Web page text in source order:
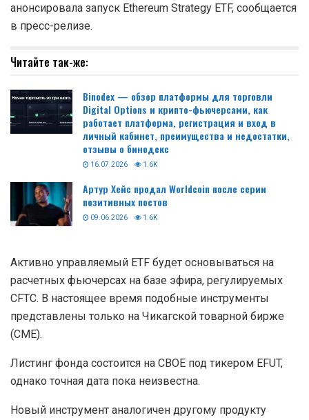
анонсировала запуск Ethereum Strategy ETF, сообщается
в пресс-релизе.
Читайте так-же:
Binodex — обзор платформы для торговли
Digital Options и крипто-фьючерсами, как
работает платформа, регистрация и вход в
личный кабинет, преимущества и недостатки,
отзывы о бинодекс
16.07.2026 1.6K
Артур Хейс продал Worldcoin после серии
позитивных постов
09.06.2026 1.6K
Активно управляемый ETF будет основываться на
расчетных фьючерсах на базе эфира, регулируемых
CFTC. В настоящее время подобные инструменты
представлены только на Чикагской товарной бирже
(CME).
Листинг фонда состоится на CBOE под тикером EFUT,
однако точная дата пока неизвестна.
Новый инструмент аналогичен другому продукту